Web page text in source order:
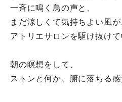
一斉に鳴く鳥の声と、
まだ涼しくて気持ちよい風が
アトリエサロンを駆け抜けて
朝の瞑想をして、
ストンと何か、腑に落ちる感